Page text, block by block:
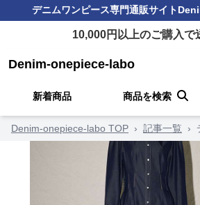
デニムワンピース専門通販サイト
10,000円以上のご購入で
Denim-onepiece-labo
新着商品 商品を検索
Denim-onepiece-labo TOP › 記事一覧 ›